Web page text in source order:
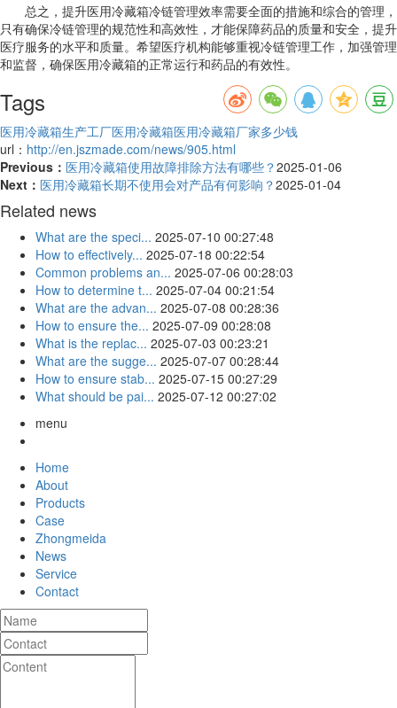
总之，提升医用冷藏箱冷链管理效率需要全面的措施和综合的管理，
只有确保冷链管理的规范性和高效性，才能保障药品的质量和安全，提升
医疗服务的水平和质量。希望医疗机构能够重视冷链管理工作，加强管理
和监督，确保医用冷藏箱的正常运行和药品的有效性。
Tags
医用冷藏箱生产工厂医用冷藏箱医用冷藏箱厂家多少钱
url： http://en.jszmade.com/news/905.html
Previous： 医用冷藏箱使用故障排除方法有哪些？2025-01-06
Next： 医用冷藏箱长期不使用会对产品有何影响？2025-01-04
Related news
What are the speci... 2025-07-10 00:27:48
How to effectively... 2025-07-18 00:22:54
Common problems an... 2025-07-06 00:28:03
How to determine t... 2025-07-04 00:21:54
What are the advan... 2025-07-08 00:28:36
How to ensure the... 2025-07-09 00:28:08
What is the replac... 2025-07-03 00:23:21
What are the sugge... 2025-07-07 00:28:44
How to ensure stab... 2025-07-15 00:27:29
What should be pai... 2025-07-12 00:27:02
menu
Home
About
Products
Case
Zhongmeida
News
Service
Contact